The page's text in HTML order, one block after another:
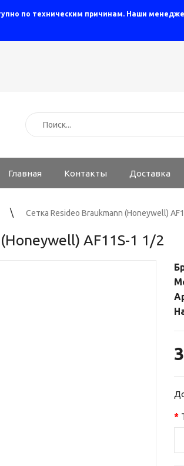
по техническим причинам. Наши
Главная Контакты Доставка
Сетка Resideo Braukmann (Honeywell)
AF11S-1 1/2